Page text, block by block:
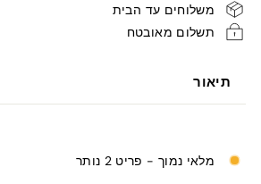
משלוחים עד הבית
תשלום מאובטח
תיאור
מלאי נמוך - פריט 2 נותר